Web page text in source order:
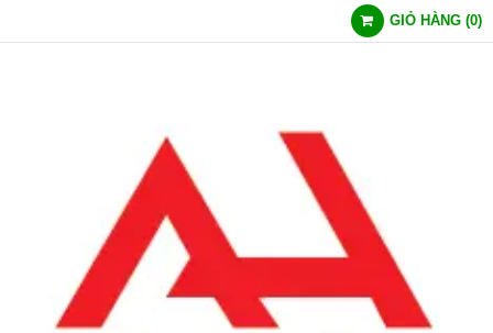
GIỎ HÀNG (0)